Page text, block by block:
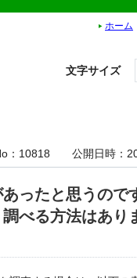
ホーム
文字サイズ
10818 公開日時
ったと思うので
べる方法はあり